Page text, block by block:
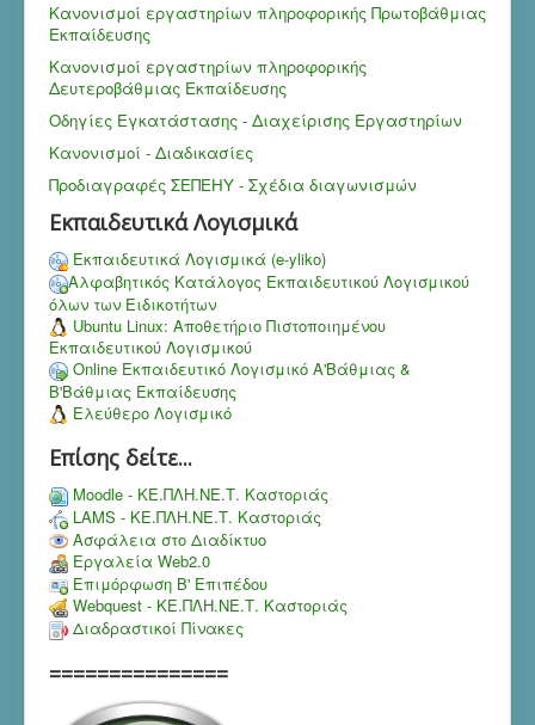
Κανονισμοί εργαστηρίων πληροφορικής Πρωτοβάθμιας
Εκπαίδευσης
Κανονισμοί εργαστηρίων πληροφορικής
Δευτεροβάθμιας Εκπαίδευσης
Οδηγίες Εγκατάστασης - Διαχείρισης Εργαστηρίων
Κανονισμοί - Διαδικασίες
Προδιαγραφές ΣΕΠΕΗΥ - Σχέδια διαγωνισμών
Εκπαιδευτικά Λογισμικά
Εκπαιδευτικά Λογισμικά (e-yliko)
Αλφαβητικός Κατάλογος Εκπαιδευτικού Λογισμικού
όλων των Ειδικοτήτων
Ubuntu Linux: Αποθετήριο Πιστοποιημένου
Εκπαιδευτικού Λογισμικού
Online Εκπαιδευτικό Λογισμικό Α'Βάθμιας &
Β'Βάθμιας Εκπαίδευσης
Ελεύθερο Λογισμικό
Επίσης δείτε...
Moodle - ΚΕ.ΠΛΗ.ΝΕ.Τ. Καστοριάς
LAMS - ΚΕ.ΠΛΗ.ΝΕ.Τ. Καστοριάς
Ασφάλεια στο Διαδίκτυο
Εργαλεία Web2.0
Επιμόρφωση Β' Επιπέδου
Webquest - ΚΕ.ΠΛΗ.ΝΕ.Τ. Καστοριάς
Διαδραστικοί Πίνακες
===============